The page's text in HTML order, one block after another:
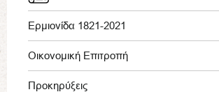
Ερμιονίδα 1821-2021
Οικονομική Επιτροπή
Προκηρύξεις